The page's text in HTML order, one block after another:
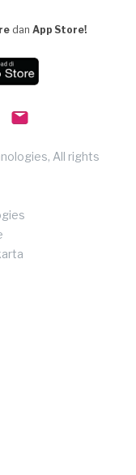
dan App Store!
All rights